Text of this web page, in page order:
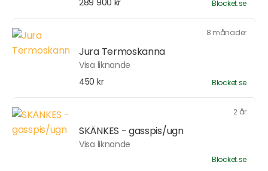
289 900 kr
Blocket.se
8 månader
Jura Termoskanna
Visa liknande
450 kr
Blocket.se
2 år
SKÄNKES - gasspis/ugn
Visa liknande
Blocket.se